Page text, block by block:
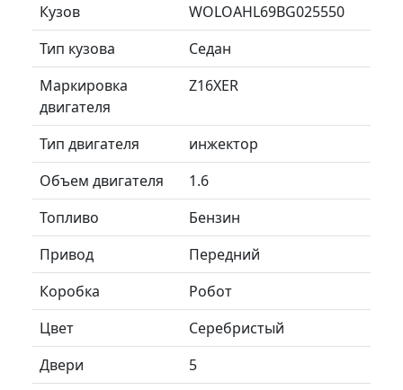
Кузов
WOLOAHL69BG025550
Тип кузова
Седан
Маркировка
двигателя
Z16XER
Тип двигателя
инжектор
Объем двигателя
1.6
Топливо
Бензин
Привод
Передний
Коробка
Робот
Цвет
Серебристый
Двери
5